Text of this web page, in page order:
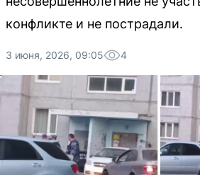
конфликте и не пострадали.
3 июня, 2026, 09:05 4